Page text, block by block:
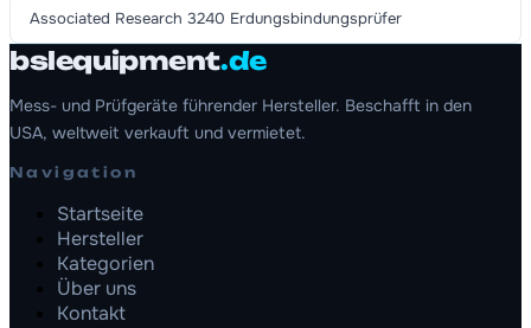
Associated Research 3240 Erdungsbindungsprüfer
bslequipment.de
Mess- und Prüfgeräte führender Hersteller. Beschafft in den
USA, weltweit verkauft und vermietet.
Navigation
Startseite
Hersteller
Kategorien
Über uns
Kontakt